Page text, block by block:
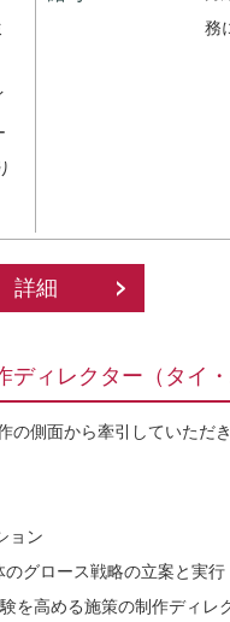
務
詳細
ィレクター（タイ・
側面から牽引していただき
ョン
のグロース戦略の立案と実行
を高める施策の制作ディレ